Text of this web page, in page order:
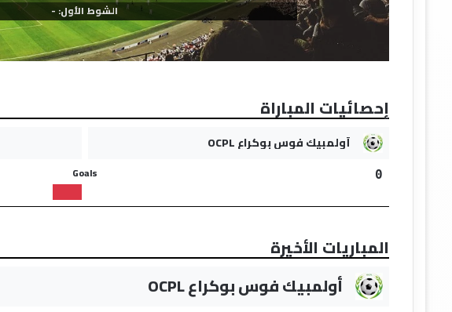
الشوط الأول: -
إحصائيات المباراة
أولمبيك فوس بوكراع OCPL
0
Goals
المباريات الأخيرة
أولمبيك فوس بوكراع OCPL